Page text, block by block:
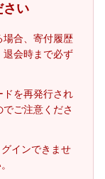
さい
場合、寄付履歴
退会時まで必ず
ドを再発行され
ご注意くださ
インできませ